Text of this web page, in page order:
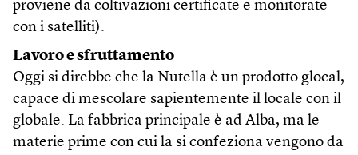
proviene da coltivazioni certificate e monitorate
con i satelliti).
Lavoro e sfruttamento
Oggi si direbbe che la Nutella è un prodotto glocal,
capace di mescolare sapientemente il locale con il
globale. La fabbrica principale è ad Alba, ma le
materie prime con cui la si confeziona vengono da